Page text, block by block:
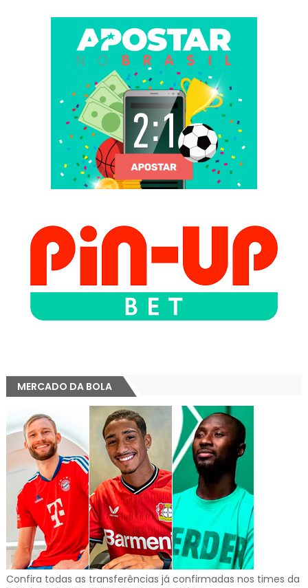
MERCADO DA BOLA
Confira todas as transferências já confirmadas nos times da